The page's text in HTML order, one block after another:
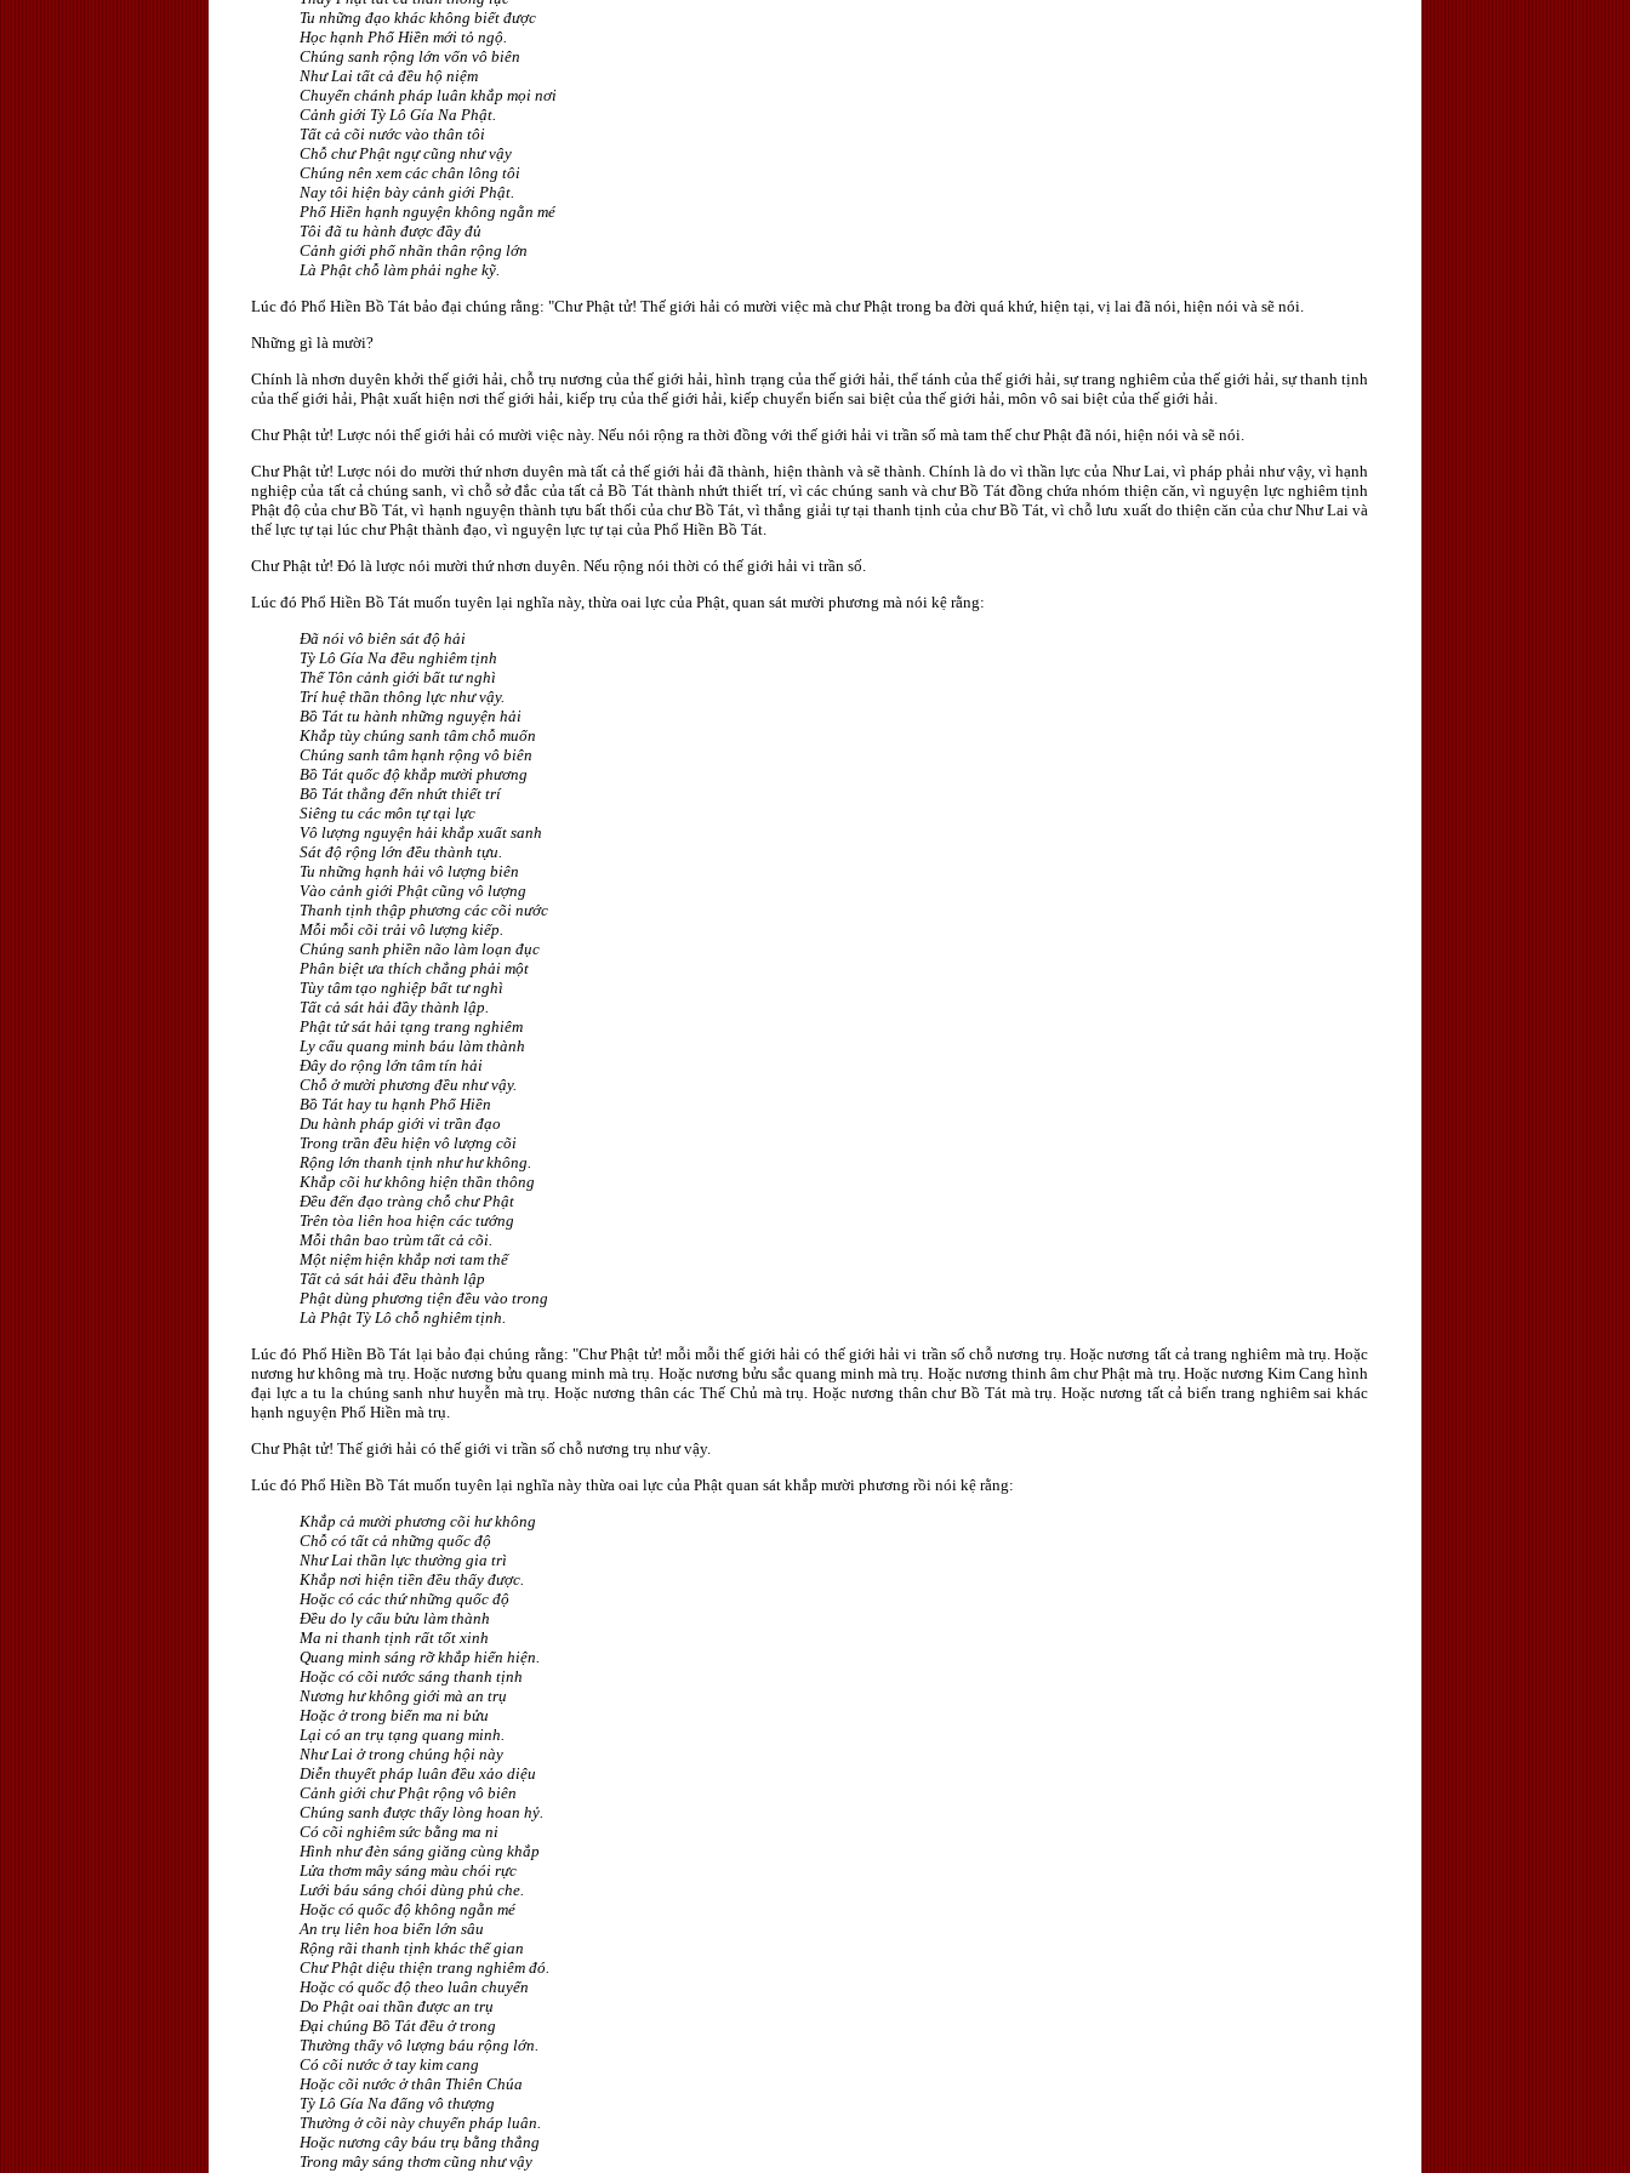
Tu những đạo khác không biết được
Học hạnh Phổ Hiền mới tỏ ngộ.
Chúng sanh rộng lớn vốn vô biên
Như Lai tất cả đều hộ niệm
Chuyển chánh pháp luân khắp mọi nơi
Cảnh giới Tỳ Lô Gía Na Phật.
Tất cả cõi nước vào thân tôi
Chỗ chư Phật ngự cũng như vậy
Chúng nên xem các chân lông tôi
Nay tôi hiện bày cảnh giới Phật.
Phổ Hiền hạnh nguyện không ngằn mé
Tôi đã tu hành được đầy đủ
Cảnh giới phổ nhãn thân rộng lớn
Là Phật chỗ làm phải nghe kỹ.
Lúc đó Phổ Hiền Bồ Tát bảo đại chúng rằng: "Chư Phật tử! Thế giới hải có mười việc mà chư Phật trong ba đời quá khứ, hiện tại, vị lai đã nói, hiện nói và sẽ nói.
Những gì là mười?
Chính là nhơn duyên khởi thế giới hải, chỗ trụ nương của thế giới hải, hình trạng của thế giới hải, thể tánh của thế giới hải, sự trang nghiêm của thế giới hải, sự thanh tịnh
của thế giới hải, Phật xuất hiện nơi thế giới hải, kiếp trụ của thế giới hải, kiếp chuyển biến sai biệt của thế giới hải, môn vô sai biệt của thế giới hải.
Chư Phật tử! Lược nói thế giới hải có mười việc này. Nếu nói rộng ra thời đồng với thế giới hải vi trần số mà tam thế chư Phật đã nói, hiện nói và sẽ nói.
Chư Phật tử! Lược nói do mười thứ nhơn duyên mà tất cả thế giới hải đã thành, hiện thành và sẽ thành. Chính là do vì thần lực của Như Lai, vì pháp phải như vậy, vì hạnh
nghiệp của tất cả chúng sanh, vì chỗ sở đắc của tất cả Bồ Tát thành nhứt thiết trí, vì các chúng sanh và chư Bồ Tát đồng chứa nhóm thiện căn, vì nguyện lực nghiêm tịnh
Phật độ của chư Bồ Tát, vì hạnh nguyện thành tựu bất thối của chư Bồ Tát, vì thắng giải tự tại thanh tịnh của chư Bồ Tát, vì chỗ lưu xuất do thiện căn của chư Như Lai và
thế lực tự tại lúc chư Phật thành đạo, vì nguyện lực tự tại của Phổ Hiền Bồ Tát.
Chư Phật tử! Ðó là lược nói mười thứ nhơn duyên. Nếu rộng nói thời có thế giới hải vi trần số.
Lúc đó Phổ Hiền Bồ Tát muốn tuyên lại nghĩa này, thừa oai lực của Phật, quan sát mười phương mà nói kệ rằng:
Ðã nói vô biên sát độ hải
Tỳ Lô Gía Na đều nghiêm tịnh
Thế Tôn cảnh giới bất tư nghì
Trí huệ thần thông lực như vậy.
Bồ Tát tu hành những nguyện hải
Khắp tùy chúng sanh tâm chỗ muốn
Chúng sanh tâm hạnh rộng vô biên
Bồ Tát quốc độ khắp mười phương
Bồ Tát thẳng đến nhứt thiết trí
Siêng tu các môn tự tại lực
Vô lượng nguyện hải khắp xuất sanh
Sát độ rộng lớn đều thành tựu.
Tu những hạnh hải vô lượng biên
Vào cảnh giới Phật cũng vô lượng
Thanh tịnh thập phương các cõi nước
Mỗi mỗi cõi trải vô lượng kiếp.
Chúng sanh phiền não làm loạn đục
Phân biệt ưa thích chẳng phải một
Tùy tâm tạo nghiệp bất tư nghì
Tất cả sát hải đầy thành lập.
Phật tử sát hải tạng trang nghiêm
Ly cấu quang minh báu làm thành
Ðây do rộng lớn tâm tín hải
Chỗ ở mười phương đều như vậy.
Bồ Tát hay tu hạnh Phổ Hiền
Du hành pháp giới vi trần đạo
Trong trần đều hiện vô lượng cõi
Rộng lớn thanh tịnh như hư không.
Khắp cõi hư không hiện thần thông
Ðều đến đạo tràng chỗ chư Phật
Trên tòa liên hoa hiện các tướng
Mỗi thân bao trùm tất cả cõi.
Một niệm hiện khắp nơi tam thế
Tất cả sát hải đều thành lập
Phật dùng phương tiện đều vào trong
Là Phật Tỳ Lô chỗ nghiêm tịnh.
Lúc đó Phổ Hiền Bồ Tát lại bảo đại chúng rằng: "Chư Phật tử! mỗi mỗi thế giới hải có thế giới hải vi trần số chỗ nương trụ. Hoặc nương tất cả trang nghiêm mà trụ. Hoặc
nương hư không mà trụ. Hoặc nương bửu quang minh mà trụ. Hoặc nương bửu sắc quang minh mà trụ. Hoặc nương thinh âm chư Phật mà trụ. Hoặc nương Kim Cang hình
đại lực a tu la chúng sanh như huyễn mà trụ. Hoặc nương thân các Thế Chủ mà trụ. Hoặc nương thân chư Bồ Tát mà trụ. Hoặc nương tất cả biển trang nghiêm sai khác
hạnh nguyện Phổ Hiền mà trụ.
Chư Phật tử! Thế giới hải có thế giới vi trần số chỗ nương trụ như vậy.
Lúc đó Phổ Hiền Bồ Tát muốn tuyên lại nghĩa này thừa oai lực của Phật quan sát khắp mười phương rồi nói kệ rằng:
Khắp cả mười phương cõi hư không
Chỗ có tất cả những quốc độ
Như Lai thần lực thường gia trì
Khắp nơi hiện tiền đều thấy được.
Hoặc có các thứ những quốc độ
Ðều do ly cấu bửu làm thành
Ma ni thanh tịnh rất tốt xinh
Quang minh sáng rỡ khắp hiển hiện.
Hoặc có cõi nước sáng thanh tịnh
Nương hư không giới mà an trụ
Hoặc ở trong biển ma ni bửu
Lại có an trụ tạng quang minh.
Như Lai ở trong chúng hội này
Diễn thuyết pháp luân đều xảo diệu
Cảnh giới chư Phật rộng vô biên
Chúng sanh được thấy lòng hoan hỷ.
Có cõi nghiêm sức bằng ma ni
Hình như đèn sáng giăng cùng khắp
Lửa thơm mây sáng màu chói rực
Lưới báu sáng chói dùng phủ che.
Hoặc có quốc độ không ngằn mé
An trụ liên hoa biển lớn sâu
Rộng rãi thanh tịnh khác thế gian
Chư Phật diệu thiện trang nghiêm đó.
Hoặc có quốc độ theo luân chuyển
Do Phật oai thần được an trụ
Ðại chúng Bồ Tát đều ở trong
Thường thấy vô lượng báu rộng lớn.
Có cõi nước ở tay kim cang
Hoặc cõi nước ở thân Thiên Chúa
Tỳ Lô Gía Na đấng vô thượng
Thường ở cõi này chuyển pháp luân.
Hoặc nương cây báu trụ bằng thẳng
Trong mây sáng thơm cũng như vậy